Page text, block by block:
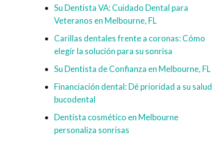
Su Dentista VA: Cuidado Dental para
Veteranos en Melbourne, FL
Carillas dentales frente a coronas: Cómo
elegir la solución para su sonrisa
Su Dentista de Confianza en Melbourne, FL
Financiación dental: Dé prioridad a su salud
bucodental
Dentista cosmético en Melbourne
personaliza sonrisas